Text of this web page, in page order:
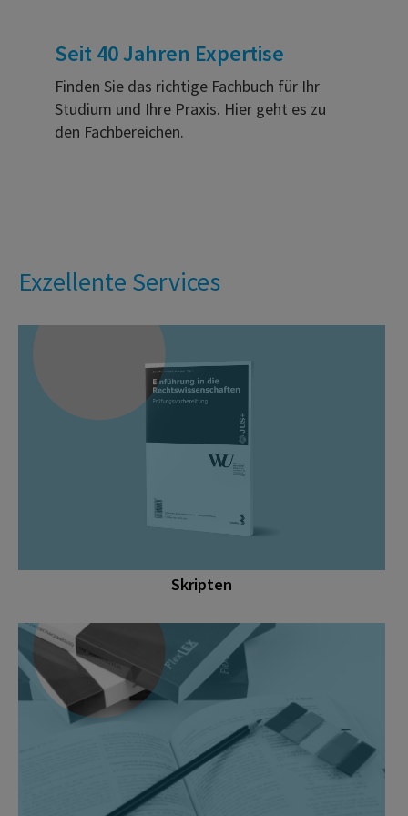
Seit 40 Jahren Expertise
Finden Sie das richtige Fachbuch für Ihr
Studium und Ihre Praxis. Hier geht es zu
den Fachbereichen.
Exzellente Services
Skripten